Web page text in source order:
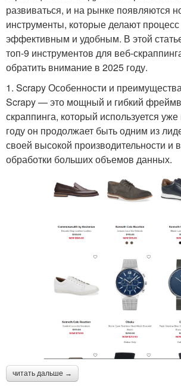
развиваться, и на рынке появляются
инструменты, которые делают
эффективным и удобным. В этой
топ-9 инструментов для веб-
обратить внимание в 2025 году.
1. Scrapy Особенности и
Scrapy — это мощный и гибкий
скраппинга, который используется
году он продолжает быть одним из
своей высокой производительности и
обработки больших объемов данных.
читать дальше →